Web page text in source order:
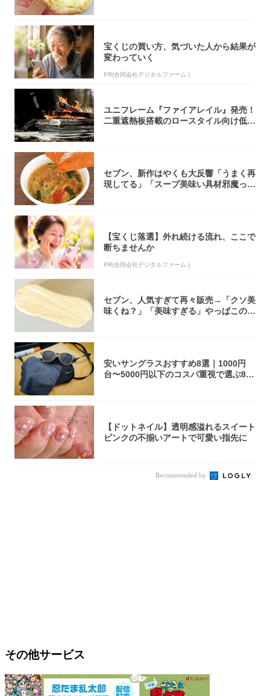
宝くじの買い方、気づいた人から結果が
変わっていく
PR(合同会社デジタルファーム )
ユニフレーム『ファイアレイル』発売！
二重遮熱板搭載のロースタイル向け低型
セブン、新作はやくも大反響「うまく再
現してる」「スープ美味い具材邪魔って
【宝くじ落選】外れ続ける流れ、ここで
断ちませんか
PR(合同会社デジタルファーム )
セブン、人気すぎて再々販売→「クソ美
味くね？」「美味すぎる」やっぱこのク
安いサングラスおすすめ8選｜1000円
台〜5000円以下のコスパ重視で選ぶ8本
【ドットネイル】透明感溢れるスイート
ピンクの不揃いアートで可愛い指先に
Recommended by
その他サービス